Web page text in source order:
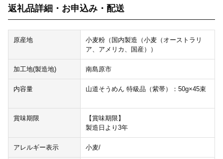
返礼品詳細・お申込み・配送
原産地
小麦粉（国内製造（小麦（オーストラリ
ア、アメリカ、国産））
加工地(製造地) 南島原市
内容量 山道そうめん 特級品（紫帯）：50g×45束
賞味期限
【賞味期限】
製造日より3年
アレルギー表示 小麦/